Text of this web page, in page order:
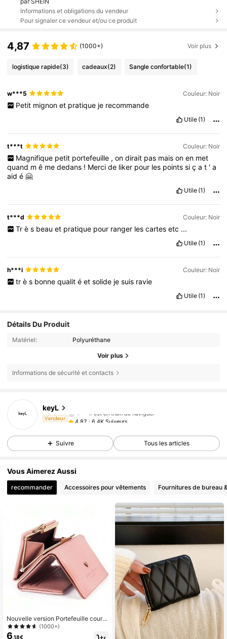
Informations et obligations du vendeur
Pour signaler ce vendeur et/ou ce produit
4,87 (1000+) Voir plus
logistique rapide(3) cadeaux(2) Sangle confortable(1)
w***5 Couleur: Noir
Petit mignon et pratique je recommande
Utile (1)
t***t Couleur: Noir
Magnifique petit portefeuille , on dirait pas mais on en met
quand mê mededans ! Mercide liker pour les pointssiçat 'a
aidé🤗
Utile (1)
t***d Couleur: Noir
Tr è s beau et pratique pour ranger les cartes etc ...
Utile (1)
h***i Couleur: Noir
tr è s bonne qualit é et solide je suis ravie
Utile (1)
Détails Du Produit
Matériel: Polyuréthane
Voir plus
Informations de sécurité et contacts
keyL
Vendeur
4,87
6.4K Suiveurs
Suivre Tous les articles
Vous Aimerez Aussi
recommander Accessoires pour vêtements Fournitures de bureau
Nouvelle version Portefeuille court
pour femme, style coréen, étudiant,
frais, pliable, mini, métallique, desig
(1000+)
6 ,18€